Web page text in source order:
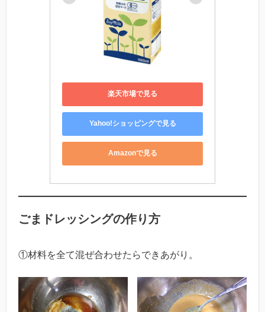
楽天市場で見る
Yahoo!ショッピングで見る
Amazonで見る
ごまドレッシングの作り方
①材料を全て混ぜ合わせたらできあがり。